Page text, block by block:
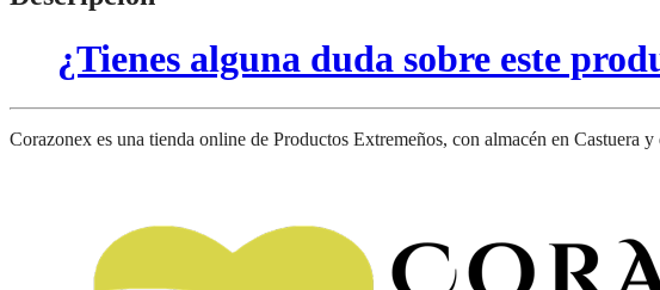
¿Tienes alguna duda sobre este
Corazonex es una tienda online de Productos Extremeños, con almacén en